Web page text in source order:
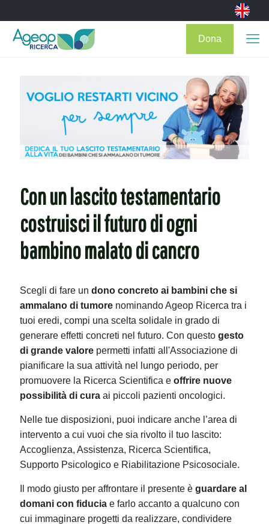
Dona
Con un lascito testamentario
costruisci il futuro di ogni
bambino malato di cancro
Scegli di fare un dono concreto ai bambini che si
ammalano di tumore nominando Ageop Ricerca tra i
tuoi eredi, compi una scelta solidale in grado di
generare effetti concreti nel futuro. Con questo gesto
di grande valore permetti infatti all'Associazione di
pianificare la sua attività nel lungo periodo, per
promuovere la Ricerca Scientifica e offrire nuove
possibilità di cura ai piccoli pazienti oncologici.
Nelle tue disposizioni, puoi indicare anche l’area di
intervento a cui vuoi che sia rivolto il tuo lascito:
Accoglienza, Assistenza, Ricerca Scientifica,
Supporto Psicologico e Riabilitazione Psicosociale.
Il modo giusto per affrontare il presente è guardare al
domani con fiducia e farlo accanto a qualcuno con
cui immaginare progetti da realizzare, condividere